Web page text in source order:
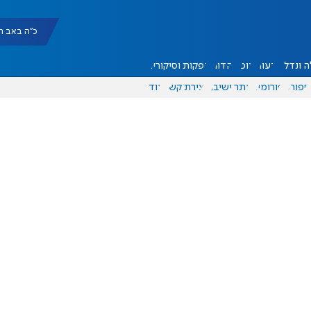
כ"ה באב תשפ"ו
ונדל"ן דעות אוכל יהדות הפקות וסיקורים
ספורט פורומים אתר ישיבה יצירת קשר עוד